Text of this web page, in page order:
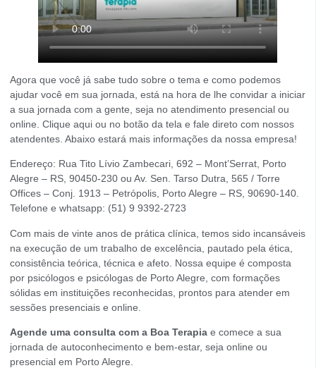
Agora que você já sabe tudo sobre o tema e como podemos
ajudar você em sua jornada, está na hora de lhe convidar a iniciar
a sua jornada com a gente, seja no atendimento presencial ou
online. Clique aqui ou no botão da tela e fale direto com nossos
atendentes. Abaixo estará mais informações da nossa empresa!
Endereço: Rua Tito Lívio Zambecari, 692 – Mont’Serrat, Porto
Alegre – RS, 90450-230 ou Av. Sen. Tarso Dutra, 565 / Torre
Offices – Conj. 1913 – Petrópolis, Porto Alegre – RS, 90690-140.
Telefone e whatsapp: (51) 9 9392-2723
Com mais de vinte anos de prática clínica, temos sido incansáveis
na execução de um trabalho de excelência, pautado pela ética,
consistência teórica, técnica e afeto. Nossa equipe é composta
por psicólogos e psicólogas de Porto Alegre, com formações
sólidas em instituições reconhecidas, prontos para atender em
sessões presenciais e online.
Agende uma consulta com a Boa Terapia e comece a sua
jornada de autoconhecimento e bem-estar, seja online ou
presencial em Porto Alegre.